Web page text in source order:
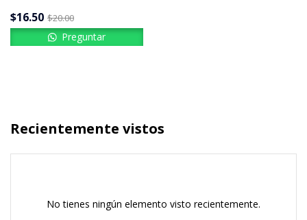
$16.50 $20.00
Preguntar
Recientemente vistos
No tienes ningún elemento visto recientemente.